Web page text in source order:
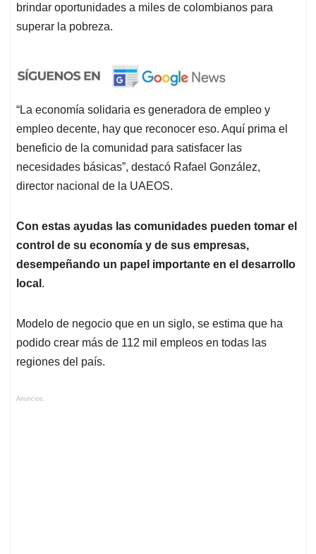
brindar oportunidades a miles de colombianos para
superar la pobreza.
“La economía solidaria es generadora de empleo y
empleo decente, hay que reconocer eso. Aquí prima el
beneficio de la comunidad para satisfacer las
necesidades básicas”, destacó Rafael González,
director nacional de la UAEOS.
Con estas ayudas las comunidades pueden tomar el
control de su economía y de sus empresas,
desempeñando un papel importante en el desarrollo
local .
Modelo de negocio que en un siglo, se estima que ha
podido crear más de 112 mil empleos en todas las
regiones del país.
Anuncios.